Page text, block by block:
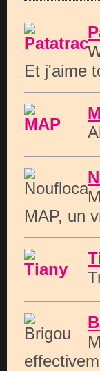
Et j'aime
MAP, un